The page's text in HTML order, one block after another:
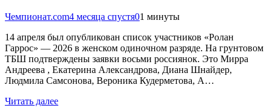
Чемпионат.com4 месяца спустя01 минуты
14 апреля был опубликован список участников «Ролан
Гаррос» — 2026 в женском одиночном разряде. На грунтовом
ТБШ подтверждены заявки восьми россиянок. Это Мирра
Андреева , Екатерина Александрова, Диана Шнайдер,
Людмила Самсонова, Вероника Кудерметова, А…
Читать далее